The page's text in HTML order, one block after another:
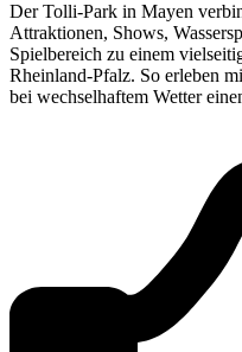
Der Tolli-Park in Mayen
Attraktionen, Shows,
Spielbereich zu einem
Rheinland-Pfalz. So erleben
bei wechselhaftem Wetter